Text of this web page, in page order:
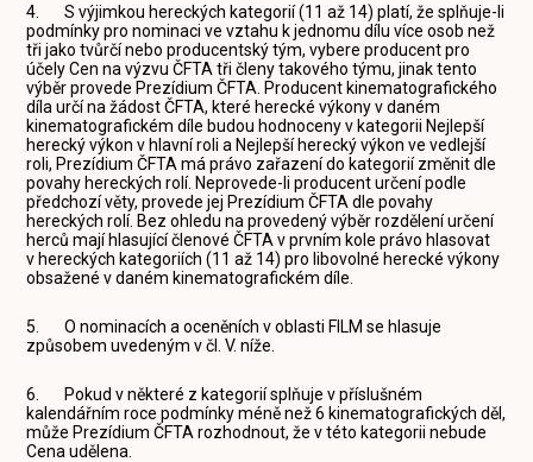
4. S výjimkou hereckých kategorií (11 až 14) platí, že splňuje-li
podmínky pro nominaci ve vztahu k jednomu dílu více osob než
tři jako tvůrčí nebo producentský tým, vybere producent pro
účely Cen na výzvu ČFTA tři členy takového týmu, jinak tento
výběr provede Prezídium ČFTA. Producent kinematografického
díla určí na žádost ČFTA, které herecké výkony v daném
kinematografickém díle budou hodnoceny v kategorii Nejlepší
herecký výkon v hlavní roli a Nejlepší herecký výkon ve vedlejší
roli, Prezídium ČFTA má právo zařazení do kategorií změnit dle
povahy hereckých rolí. Neprovede-li producent určení podle
předchozí věty, provede jej Prezídium ČFTA dle povahy
hereckých rolí. Bez ohledu na provedený výběr rozdělení určení
herců mají hlasující členové ČFTA v prvním kole právo hlasovat
v hereckých kategoriích (11 až 14) pro libovolné herecké výkony
obsažené v daném kinematografickém díle.
5. O nominacích a oceněních v oblasti FILM se hlasuje
způsobem uvedeným v čl. V. níže.
6. Pokud v některé z kategorií splňuje v příslušném
kalendářním roce podmínky méně než 6 kinematografických děl,
může Prezídium ČFTA rozhodnout, že v této kategorii nebude
Cena udělena.